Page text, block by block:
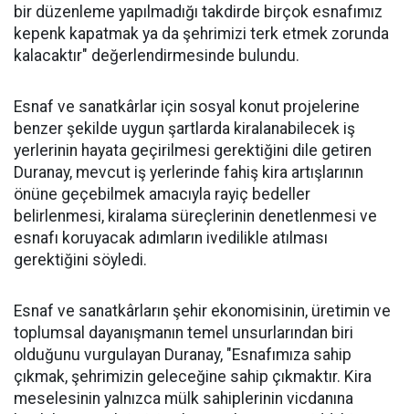
bir düzenleme yapılmadığı takdirde birçok esnafımız
kepenk kapatmak ya da şehrimizi terk etmek zorunda
kalacaktır" değerlendirmesinde bulundu.
Esnaf ve sanatkârlar için sosyal konut projelerine
benzer şekilde uygun şartlarda kiralanabilecek iş
yerlerinin hayata geçirilmesi gerektiğini dile getiren
Duranay, mevcut iş yerlerinde fahiş kira artışlarının
önüne geçebilmek amacıyla rayiç bedeller
belirlenmesi, kiralama süreçlerinin denetlenmesi ve
esnafı koruyacak adımların ivedilikle atılması
gerektiğini söyledi.
Esnaf ve sanatkârların şehir ekonomisinin, üretimin ve
toplumsal dayanışmanın temel unsurlarından biri
olduğunu vurgulayan Duranay, "Esnafımıza sahip
çıkmak, şehrimizin geleceğine sahip çıkmaktır. Kira
meselesinin yalnızca mülk sahiplerinin vicdanına